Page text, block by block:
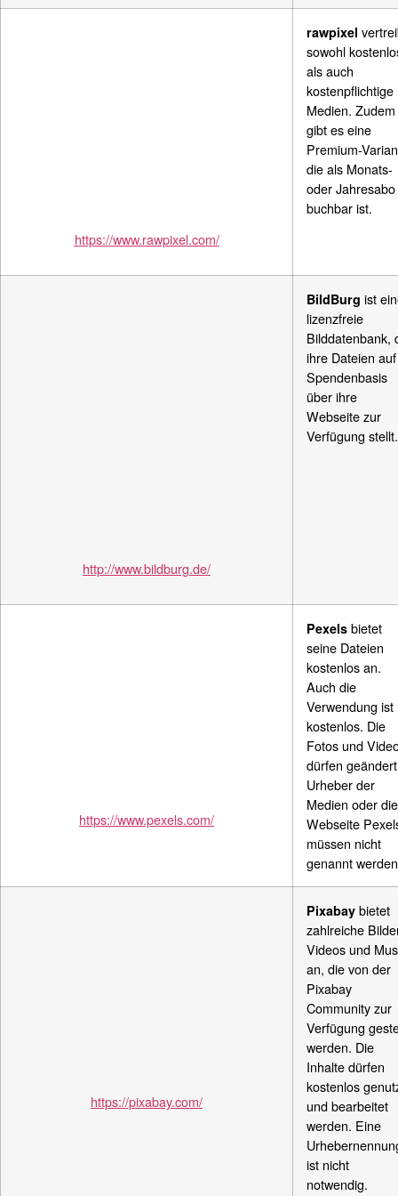
https://www.rawpixel.com/
rawpixel
sowohl
als auch
kostenpflichtige
Medien. Zudem
gibt es eine
Premium-
die als Monats-
oder Jahresabo
buchbar ist.
http://www.bildburg.de/
BildBurg ist
lizenzfreie
Bilddatenbank,
ihre Dateien auf
Spendenbasis
über ihre
Webseite zur
Verfügung stellt.
https://www.pexels.com/
Pexels bietet
seine Dateien
kostenlos an.
Auch die
Verwendung ist
kostenlos. Die
Fotos und
dürfen
Urheber der
Medien oder die
Webseite
müssen nicht
genannt
https://pixabay.com/
Pixabay bietet
zahlreiche
Videos und
an, die von der
Pixabay
Community zur
Verfügung
werden. Die
Inhalte dürfen
kostenlos
und bearbeitet
werden. Eine
ist nicht
notwendig.